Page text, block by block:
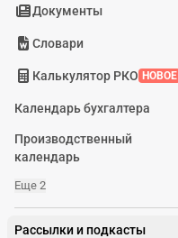
Документы
Словари
Калькулятор РКО НОВОЕ
Календарь бухгалтера
Производственный
календарь
Еще 2
Рассылки и подкасты